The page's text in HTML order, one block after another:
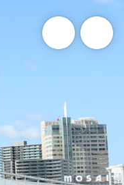
ムを開閉する YouTube